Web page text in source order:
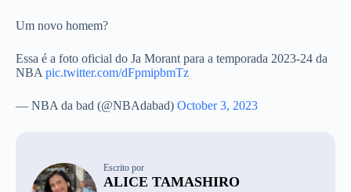
Um novo homem?
Essa é a foto oficial do Ja Morant para a temporada 2023-24 da
NBA pic.twitter.com/dFpmipbmTz
— NBA da bad (@NBAdabad) October 3, 2023
Escrito por
ALICE TAMASHIRO